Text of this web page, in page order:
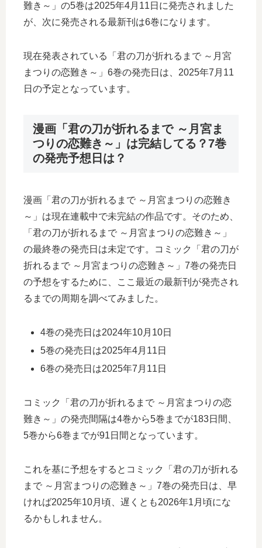
難き～」の5巻は2025年4月11日に発売されました
が、次に発売される最新刊は6巻になります。
現在発表されている「君の刀が折れるまで ～月宮
まつりの恋難き～」6巻の発売日は、2025年7月11
日の予定となっています。
漫画「君の刀が折れるまで ～月宮ま
つりの恋難き～」は完結してる？7巻
の発売予想日は？
漫画「君の刀が折れるまで ～月宮まつりの恋難き
～」は現在連載中で未完結の作品です。そのため、
「君の刀が折れるまで ～月宮まつりの恋難き～」
の最終巻の発売日は未定です。コミック「君の刀が
折れるまで ～月宮まつりの恋難き～」7巻の発売日
の予想をするために、ここ最近の最新刊が発売され
るまでの周期を調べてみました。
4巻の発売日は2024年10月10日
5巻の発売日は2025年4月11日
6巻の発売日は2025年7月11日
コミック「君の刀が折れるまで ～月宮まつりの恋
難き～」の発売間隔は4巻から5巻までが183日間、
5巻から6巻までが91日間となっています。
これを基に予想をするとコミック「君の刀が折れる
まで ～月宮まつりの恋難き～」7巻の発売日は、早
ければ2025年10月頃、遅くとも2026年1月頃にな
るかもしれません。